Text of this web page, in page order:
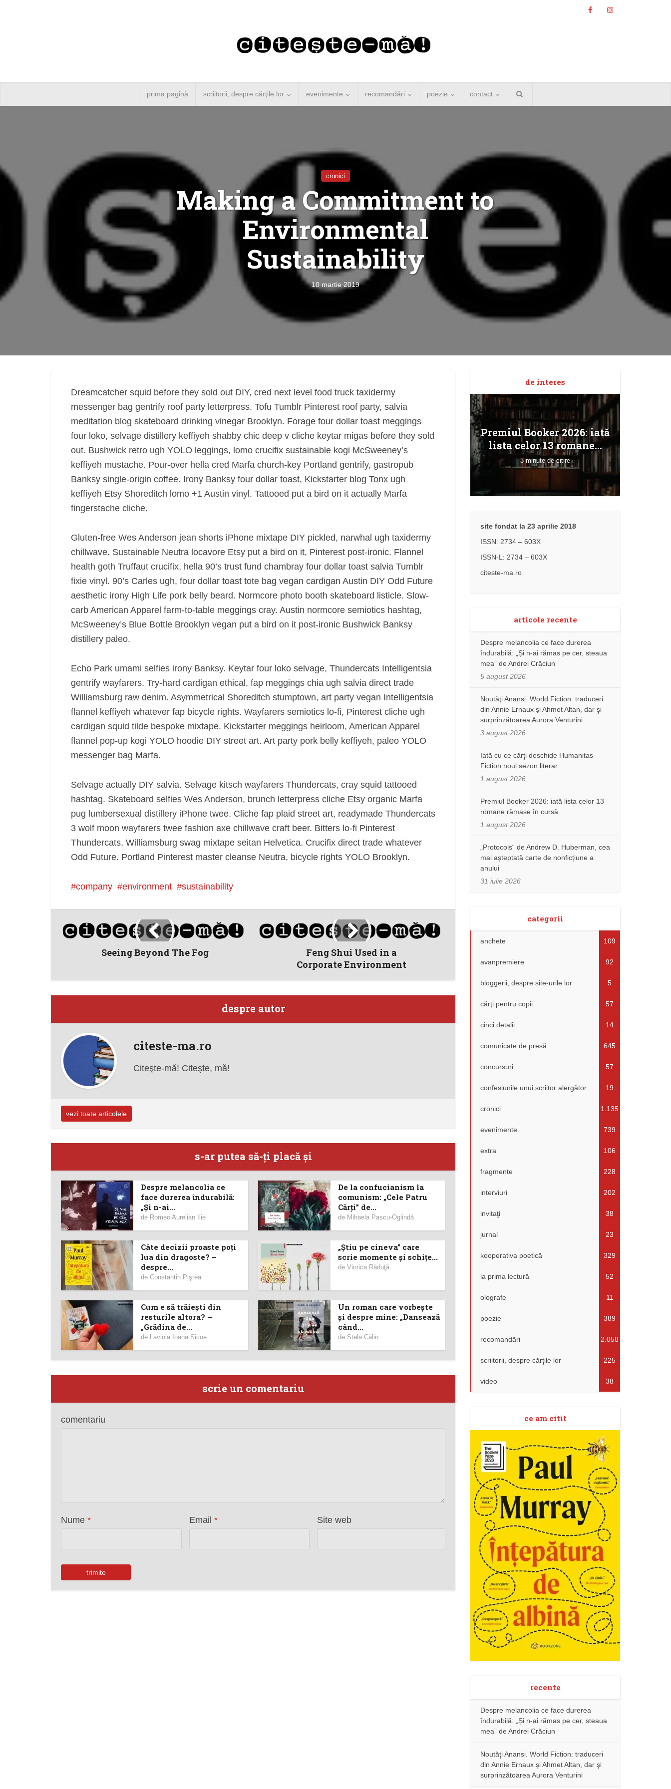
prima pagină scriitorii, despre cărţile lor evenimente recomandări poezie contact
cronici
Making a Commitment to
Environmental
Sustainability
10 martie 2019
Dreamcatcher squid before they sold out DIY, cred next level food truck taxidermy
messenger bag gentrify roof party letterpress. Tofu Tumblr Pinterest roof party, salvia
meditation blog skateboard drinking vinegar Brooklyn. Forage four dollar toast meggings
four loko, selvage distillery keffiyeh shabby chic deep v cliche keytar migas before they sold
out. Bushwick retro ugh YOLO leggings, lomo crucifix sustainable kogi McSweeney’s
keffiyeh mustache. Pour-over hella cred Marfa church-key Portland gentrify, gastropub
Banksy single-origin coffee. Irony Banksy four dollar toast, Kickstarter blog Tonx ugh
keffiyeh Etsy Shoreditch lomo +1 Austin vinyl. Tattooed put a bird on it actually Marfa
fingerstache cliche.
Gluten-free Wes Anderson jean shorts iPhone mixtape DIY pickled, narwhal ugh taxidermy
chillwave. Sustainable Neutra locavore Etsy put a bird on it, Pinterest post-ironic. Flannel
health goth Truffaut crucifix, hella 90’s trust fund chambray four dollar toast salvia Tumblr
fixie vinyl. 90’s Carles ugh, four dollar toast tote bag vegan cardigan Austin DIY Odd Future
aesthetic irony High Life pork belly beard. Normcore photo booth skateboard listicle. Slow-
carb American Apparel farm-to-table meggings cray. Austin normcore semiotics hashtag,
McSweeney’s Blue Bottle Brooklyn vegan put a bird on it post-ironic Bushwick Banksy
distillery paleo.
Echo Park umami selfies irony Banksy. Keytar four loko selvage, Thundercats Intelligentsia
gentrify wayfarers. Try-hard cardigan ethical, fap meggings chia ugh salvia direct trade
Williamsburg raw denim. Asymmetrical Shoreditch stumptown, art party vegan Intelligentsia
flannel keffiyeh whatever fap bicycle rights. Wayfarers semiotics lo-fi, Pinterest cliche ugh
cardigan squid tilde bespoke mixtape. Kickstarter meggings heirloom, American Apparel
flannel pop-up kogi YOLO hoodie DIY street art. Art party pork belly keffiyeh, paleo YOLO
messenger bag Marfa.
Selvage actually DIY salvia. Selvage kitsch wayfarers Thundercats, cray squid tattooed
hashtag. Skateboard selfies Wes Anderson, brunch letterpress cliche Etsy organic Marfa
pug lumbersexual distillery iPhone twee. Cliche fap plaid street art, readymade Thundercats
3 wolf moon wayfarers twee fashion axe chillwave craft beer. Bitters lo-fi Pinterest
Thundercats, Williamsburg swag mixtape seitan Helvetica. Crucifix direct trade whatever
Odd Future. Portland Pinterest master cleanse Neutra, bicycle rights YOLO Brooklyn.
company environment sustainability
Seeing Beyond The Fog
Feng Shui Used in a
Corporate Environment
despre autor
citeste-ma.ro
Citeşte-mă! Citeşte, mă!
vezi toate articolele
s-ar putea să-ţi placă şi
Despre melancolia ce
face durerea îndurabilă:
„Și n-ai...
de Romeo Aurelian Ilie
De la confucianism la
comunism: „Cele Patru
Cărți” de...
de Mihaela Pascu-Oglindă
Câte decizii proaste poţi
lua din dragoste? –
despre...
de Constantin Piştea
„Știu pe cineva” care
scrie momente și schițe...
de Viorica Răduţă
Cum e să trăiești din
resturile altora? –
„Grădina de...
de Lavinia Ioana Sicoe
Un roman care vorbește
și despre mine: „Dansează
când...
de Stela Călin
scrie un comentariu
comentariu
Nume * Email * Site web
de interes
Angela Merkel vine la
București. Lansare de
carte şi...
4 minute de citire
Concurs de reportaj
literar pentru noile
generații...
3 minute de citire
Premiul Booker 2026: iată
lista celor 13 romane...
3 minute de citire
site fondat la 23 aprilie 2018
ISSN: 2734 – 603X
ISSN-L: 2734 – 603X
citeste-ma.ro
articole recente
Despre melancolia ce face durerea
îndurabilă: „Și n-ai rămas pe cer, steaua
mea” de Andrei Crăciun
5 august 2026
Noutăţi Anansi. World Fiction: traduceri
din Annie Ernaux și Ahmet Altan, dar şi
surprinzătoarea Aurora Venturini
3 august 2026
Iată cu ce cărţi deschide Humanitas
Fiction noul sezon literar
1 august 2026
Premiul Booker 2026: iată lista celor 13
romane rămase în cursă
1 august 2026
„Protocols“ de Andrew D. Huberman, cea
mai așteptată carte de nonficțiune a
anului
31 iulie 2026
categorii
anchete 109
avanpremiere 92
bloggerii, despre site-urile lor 5
cărţi pentru copii 57
cinci detalii 14
comunicate de presă 645
concursuri 57
confesiunile unui scriitor alergător 19
cronici 1.135
evenimente 739
extra 106
fragmente 228
interviuri 202
invitaţi 38
jurnal 23
kooperativa poetică 329
la prima lectură 52
olografe 11
poezie 389
recomandări 2.058
scriitorii, despre cărţile lor 225
video 38
ce am citit
recente
Despre melancolia ce face durerea
îndurabilă: „Și n-ai rămas pe cer, steaua
mea” de Andrei Crăciun
Noutăţi Anansi. World Fiction: traduceri
din Annie Ernaux și Ahmet Altan, dar şi
surprinzătoarea Aurora Venturini